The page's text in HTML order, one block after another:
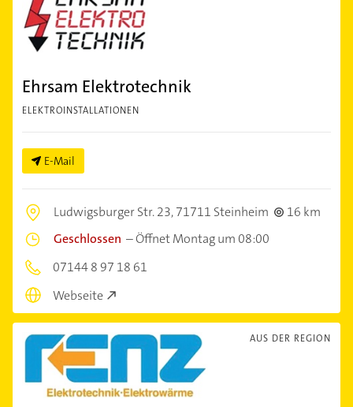
Ehrsam Elektrotechnik
ELEKTROINSTALLATIONEN
E-Mail
Ludwigsburger Str. 23,71711 Steinheim
16 km
Geschlossen –Öffnet Montag um 08:00
07144 8 97 18 61
Webseite
AUS DER REGION